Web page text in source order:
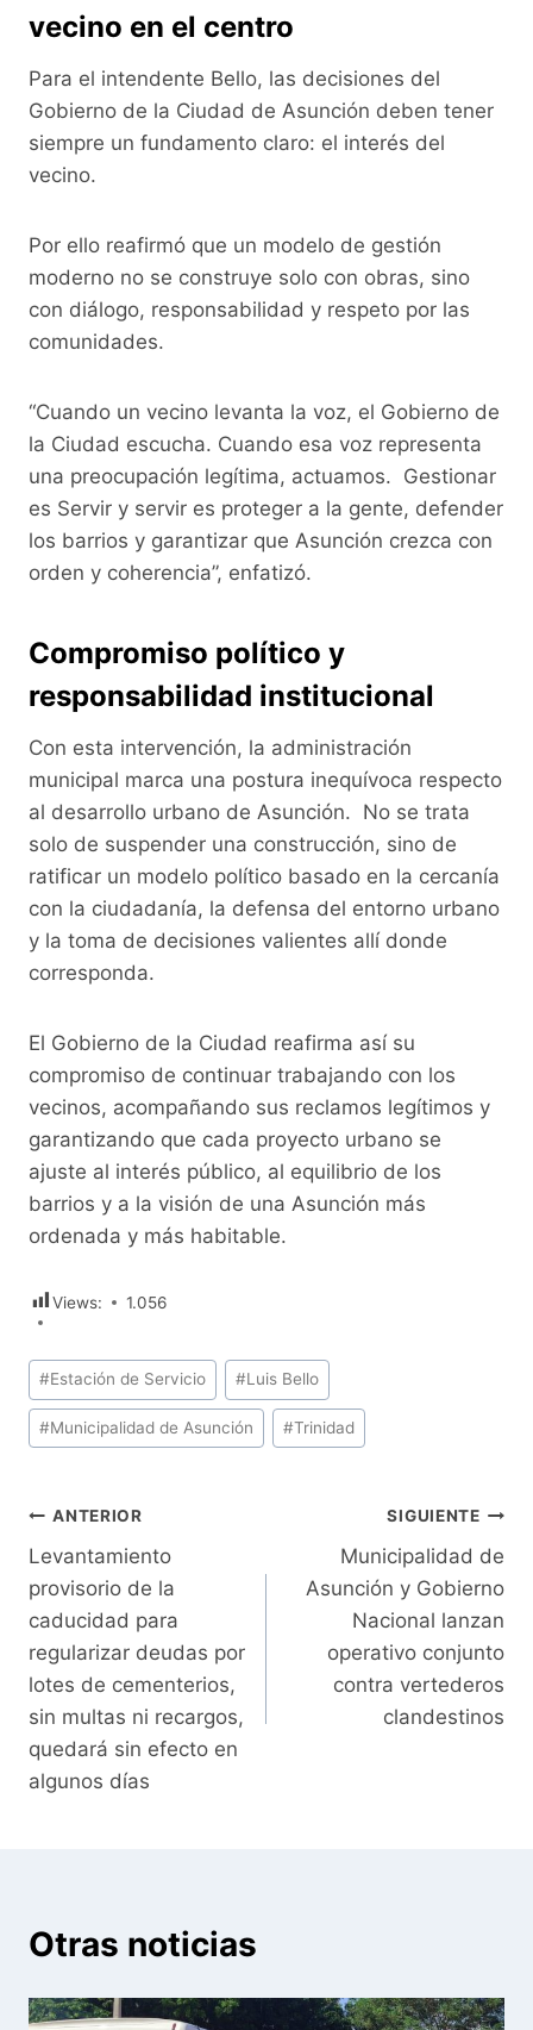
vecino en el centro
Para el intendente Bello, las decisiones del
Gobierno de la Ciudad de Asunción deben tener
siempre un fundamento claro: el interés del
vecino.
Por ello reafirmó que un modelo de gestión
moderno no se construye solo con obras, sino
con diálogo, responsabilidad y respeto por las
comunidades.
“Cuando un vecino levanta la voz, el Gobierno de
la Ciudad escucha. Cuando esa voz representa
una preocupación legítima, actuamos. Gestionar
es Servir y servir es proteger a la gente, defender
los barrios y garantizar que Asunción crezca con
orden y coherencia”, enfatizó.
Compromiso político y
responsabilidad institucional
Con esta intervención, la administración
municipal marca una postura inequívoca respecto
al desarrollo urbano de Asunción. No se trata
solo de suspender una construcción, sino de
ratificar un modelo político basado en la cercanía
con la ciudadanía, la defensa del entorno urbano
y la toma de decisiones valientes allí donde
corresponda.
El Gobierno de la Ciudad reafirma así su
compromiso de continuar trabajando con los
vecinos, acompañando sus reclamos legítimos y
garantizando que cada proyecto urbano se
ajuste al interés público, al equilibrio de los
barrios y a la visión de una Asunción más
ordenada y más habitable.
Views: 1.056
Etiquetas
de
la
#Estación de Servicio #Luis Bello
#Municipalidad de Asunción #Trinidad
Navegación
de
entradas
ANTERIOR
Levantamiento
provisorio de la
caducidad para
regularizar deudas por
lotes de cementerios,
sin multas ni recargos,
quedará sin efecto en
algunos días
SIGUIENTE
Municipalidad de
Asunción y Gobierno
Nacional lanzan
operativo conjunto
contra vertederos
clandestinos
Otras noticias